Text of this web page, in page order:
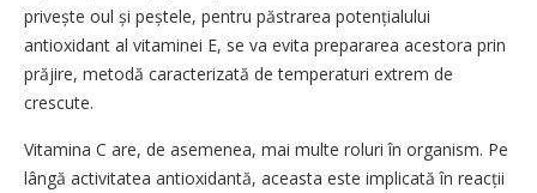
privește oul și peștele, pentru păstrarea potențialului
antioxidant al vitaminei E, se va evita prepararea acestora prin
prăjire, metodă caracterizată de temperaturi extrem de
crescute.
Vitamina C are, de asemenea, mai multe roluri în organism. Pe
lângă activitatea antioxidantă, aceasta este implicată în reacții